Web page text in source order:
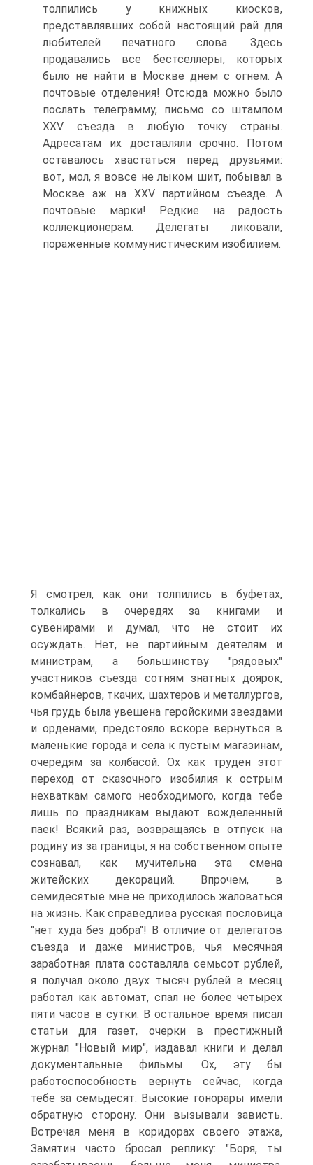
толпились у книжных киосков,
представлявших собой настоящий рай для
любителей печатного слова. Здесь
продавались все бестселлеры, которых
было не найти в Москве днем с огнем. А
почтовые отделения! Отсюда можно было
послать телеграмму, письмо со штампом
ХХV съезда в любую точку страны.
Адресатам их доставляли срочно. Потом
оставалось хвастаться перед друзьями:
вот, мол, я вовсе не лыком шит, побывал в
Москве аж на ХХV партийном съезде. А
почтовые марки! Редкие на радость
коллекционерам. Делегаты ликовали,
пораженные коммунистическим изобилием.
Я смотрел, как они толпились в буфетах,
толкались в очередях за книгами и
сувенирами и думал, что не стоит их
осуждать. Нет, не партийным деятелям и
министрам, а большинству "рядовых"
участников съезда сотням знатных доярок,
комбайнеров, ткачих, шахтеров и металлургов,
чья грудь была увешена геройскими звездами
и орденами, предстояло вскоре вернуться в
маленькие города и села к пустым магазинам,
очередям за колбасой. Ох как труден этот
переход от сказочного изобилия к острым
нехваткам самого необходимого, когда тебе
лишь по праздникам выдают вожделенный
паек! Всякий раз, возвращаясь в отпуск на
родину из за границы, я на собственном опыте
сознавал, как мучительна эта смена
житейских декораций. Впрочем, в
семидесятые мне не приходилось жаловаться
на жизнь. Как справедлива русская пословица
"нет худа без добра"! В отличие от делегатов
съезда и даже министров, чья месячная
заработная плата составляла семьсот рублей,
я получал около двух тысяч рублей в месяц
работал как автомат, спал не более четырех
пяти часов в сутки. В остальное время писал
статьи для газет, очерки в престижный
журнал "Новый мир", издавал книги и делал
документальные фильмы. Ох, эту бы
работоспособность вернуть сейчас, когда
тебе за семьдесят. Высокие гонорары имели
обратную сторону. Они вызывали зависть.
Встречая меня в коридорах своего этажа,
Замятин часто бросал реплику: "Боря, ты